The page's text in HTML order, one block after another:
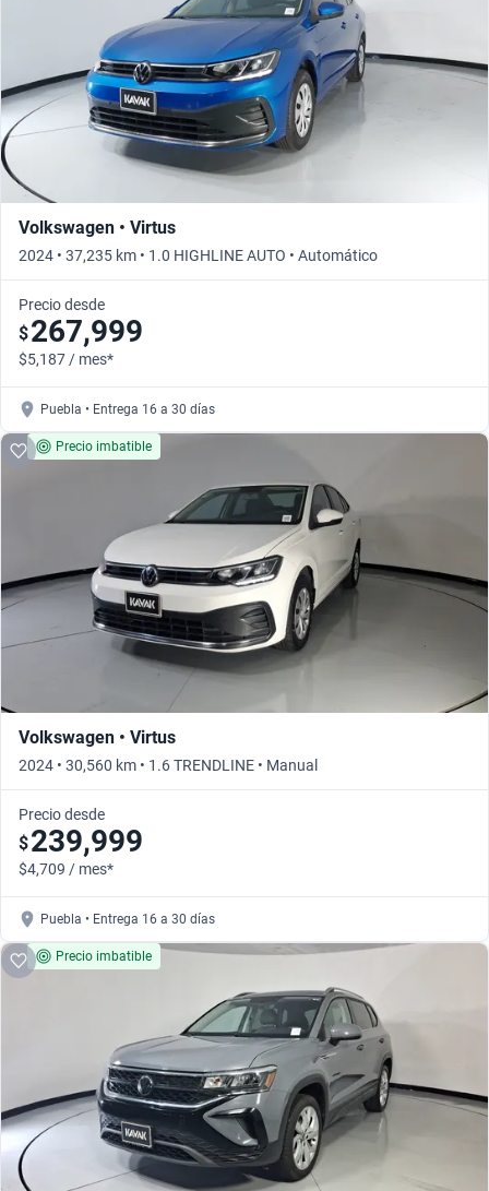
Volkswagen • Virtus
2024 • 37,235 km • 1.0 HIGHLINE AUTO • Automático
Precio desde
$267,999
$5,187 / mes*
Puebla • Entrega 16 a 30 días
Precio imbatible
Volkswagen • Virtus
2024 • 30,560 km • 1.6 TRENDLINE • Manual
Precio desde
$239,999
$4,709 / mes*
Puebla • Entrega 16 a 30 días
Precio imbatible